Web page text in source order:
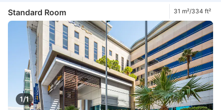
Standard Room 31 m²/334 ft²
1/1